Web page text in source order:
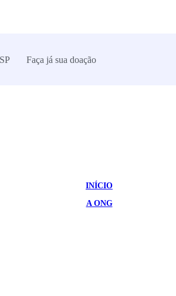
Faça já sua doação
INÍCIO
A ONG